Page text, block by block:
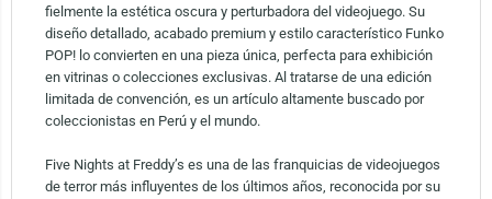
fielmente la estética oscura y perturbadora del videojuego. Su
diseño detallado, acabado premium y estilo característico Funko
POP! lo convierten en una pieza única, perfecta para exhibición
en vitrinas o colecciones exclusivas. Al tratarse de una edición
limitada de convención, es un artículo altamente buscado por
coleccionistas en Perú y el mundo.
Five Nights at Freddy’s es una de las franquicias de videojuegos
de terror más influyentes de los últimos años, reconocida por su